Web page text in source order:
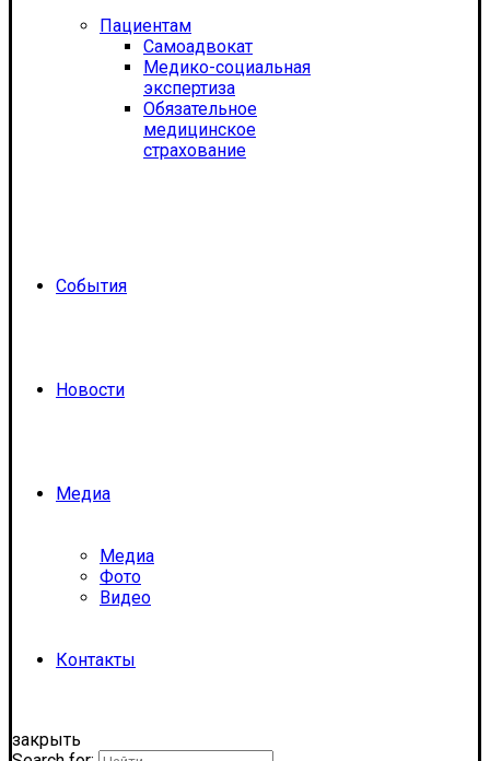
Пациентам
Самоадвокат
Медико-социальная
экспертиза
Обязательное
медицинское
страхование
События
Новости
Медиа
Медиа
Фото
Видео
Контакты
закрыть